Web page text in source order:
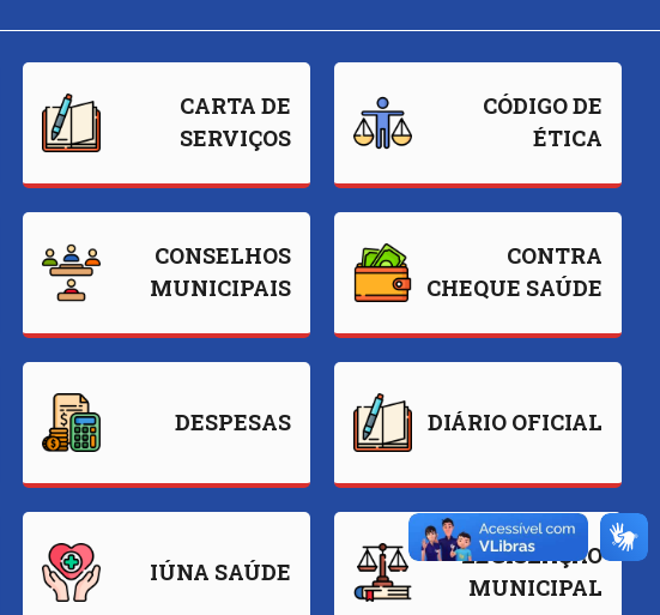
CARTA DE
SERVIÇOS
CÓDIGO DE
ÉTICA
CONSELHOS
MUNICIPAIS
CONTRA
CHEQUE SAÚDE
DESPESAS DIÁRIO OFICIAL
IÚNA SAÚDE
LEGISLAÇÃO
MUNICIPAL